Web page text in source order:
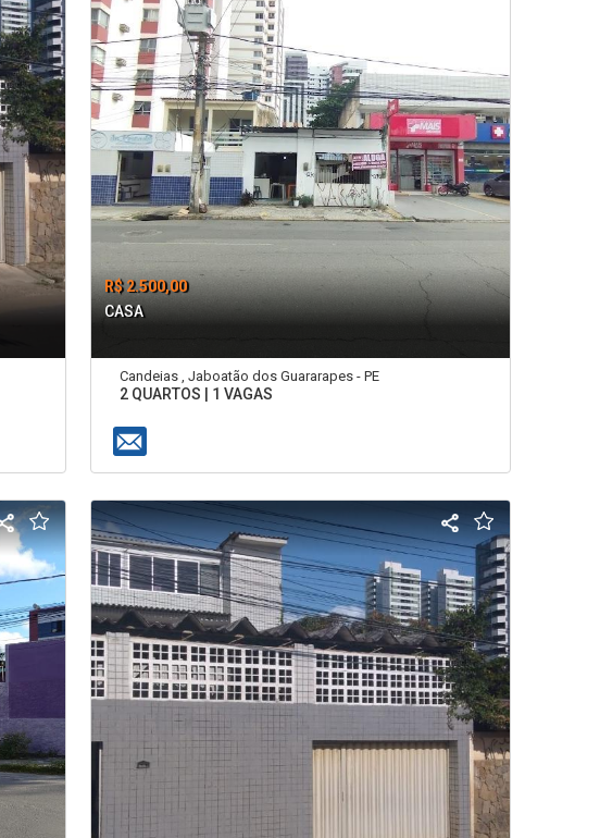
R$ 2.500,00
CASA
Candeias , Jaboatão dos Guararapes - PE
2 QUARTOS | 1 VAGAS